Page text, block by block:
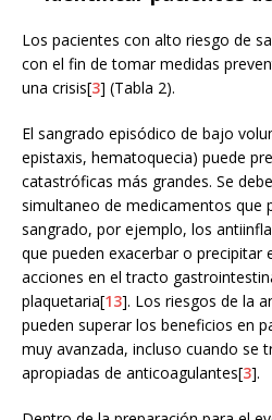
Los pacientes con alto riesgo de
con el fin de tomar medidas
una crisis[3] (Tabla 2).
El sangrado episódico de bajo
epistaxis, hematoquecia) puede
catastróficas más grandes. Se
simultaneo de medicamentos que
sangrado, por ejemplo, los
que pueden exacerbar o precipitar
acciones en el tracto
plaquetaria[13]. Los riesgos de la
pueden superar los beneficios en
muy avanzada, incluso cuando se
apropiadas de anticoagulantes[3].